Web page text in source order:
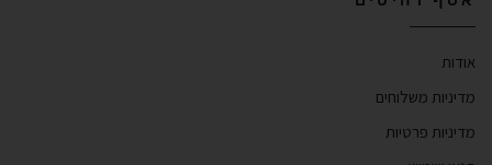
אודות
מדיניות משלוחים
מדיניות פרטיות